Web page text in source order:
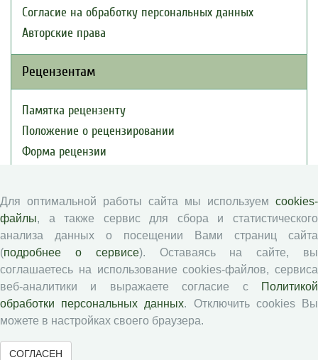
Согласие на обработку персональных данных
Авторские права
Рецензентам
Памятка рецензенту
Положение о рецензировании
Форма рецензии
Журналы ВолНЦ РАН
Экономические и социальные перемены
Проблемы развития территории
Вопросы территориального развития
Социальное пространство
Юный экономист
АгроЗооТехника
Для оптимальной работы сайта мы используем cookies-
файлы, а также сервис для сбора и статистического
анализа данных о посещении Вами страниц сайта
(подробнее о сервисе). Оставаясь на сайте, вы
соглашаетесь на использование cookies-файлов, сервиса
веб-аналитики и выражаете согласие с
Политикой
обработки персональных данных. Отключить cookies Вы
можете в настройках своего браузера.
СОГЛАСЕН